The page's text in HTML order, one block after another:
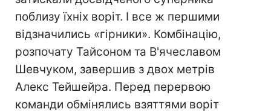
поблизу їхніх воріт. І все ж першими
відзначились «гірники». Комбінацію,
розпочату Тайсоном та В'ячеславом
Шевчуком, завершив з двох метрів
Алекс Тейшейра. Перед перервою
команди обмінялись взяттями воріт